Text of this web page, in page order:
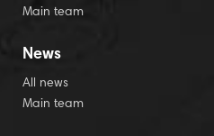
Main team
News
All news
Main team